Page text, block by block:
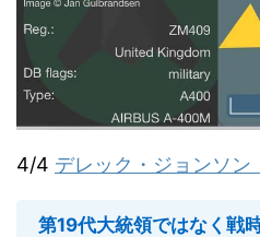
4/4 デレック・ジョンソ
第19代大統領ではなく戦